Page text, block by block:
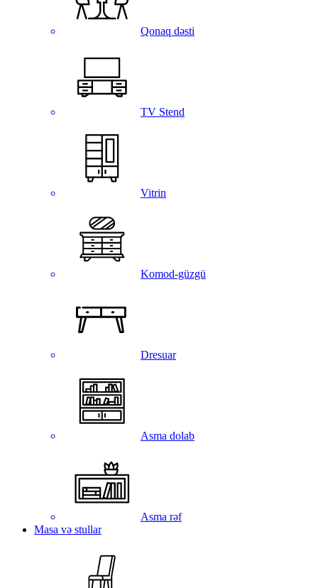
Qonaq dəsti
TV Stend
Vitrin
Komod-güzgü
Dresuar
Asma dolab
Asma rəf
Masa və stullar